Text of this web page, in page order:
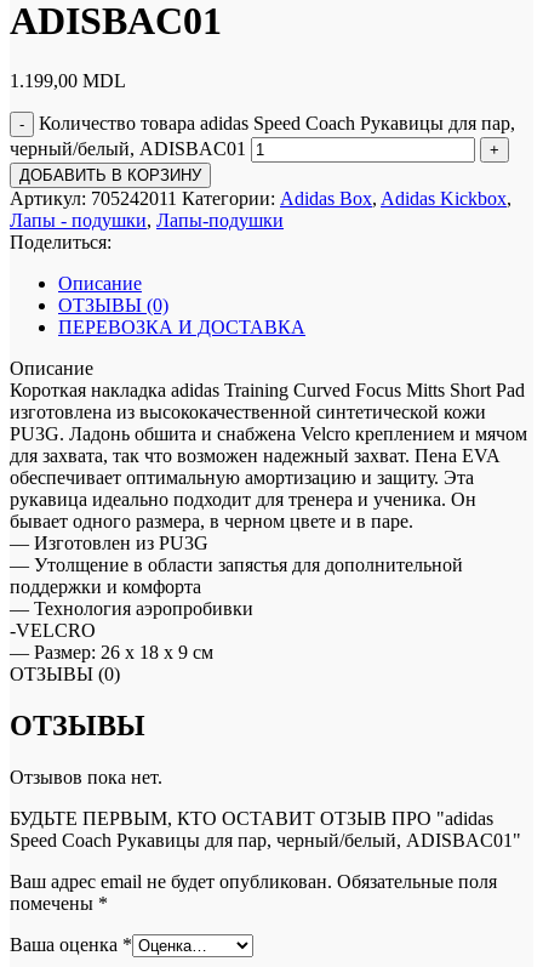
ADISBAC01
1.199,00 MDL
Количество товара adidas Speed Coach Рукавицы для пар,
черный/белый, ADISBAC01
ДОБАВИТЬ В КОРЗИНУ
Артикул: 705242011 Категории: Adidas Box, Adidas Kickbox,
Лапы - подушки, Лапы-подушки
Поделиться:
Описание
ОТЗЫВЫ (0)
ПЕРЕВОЗКА И ДОСТАВКА
Описание
Короткая накладка adidas Training Curved Focus Mitts Short Pad
изготовлена из высококачественной синтетической кожи
PU3G. Ладонь обшита и снабжена Velcro креплением и мячом
для захвата, так что возможен надежный захват. Пена EVA
обеспечивает оптимальную амортизацию и защиту. Эта
рукавица идеально подходит для тренера и ученика. Он
бывает одного размера, в черном цвете и в паре.
— Изготовлен из PU3G
— Утолщение в области запястья для дополнительной
поддержки и комфорта
— Технология аэропробивки
-VELCRO
— Размер: 26 x 18 x 9 см
ОТЗЫВЫ (0)
ОТЗЫВЫ
Отзывов пока нет.
БУДЬТЕ ПЕРВЫМ, КТО ОСТАВИТ ОТЗЫВ ПРО "adidas
Speed Coach Рукавицы для пар, черный/белый, ADISBAC01"
Ваш адрес email не будет опубликован. Обязательные поля
помечены *
Ваша оценка *